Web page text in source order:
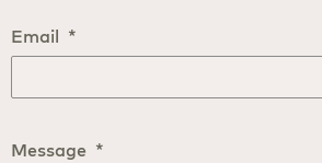
Email *
Message *